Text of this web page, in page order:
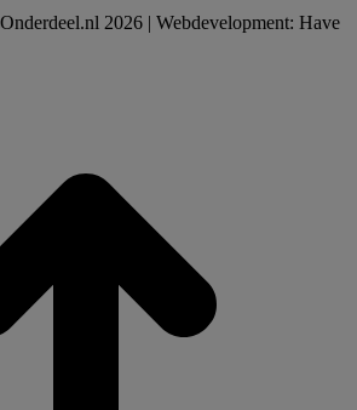
2026 | Webdevelopment: Have